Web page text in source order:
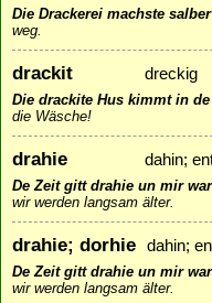
Die Drackerei machste
weg.
drackit dreckig
Die drackite Hus kimmt in de
die Wäsche!
drahie dahin;
De Zeit gitt drahie un mir
wir werden langsam älter.
drahie; dorhie dahin;
De Zeit gitt drahie un mir
wir werden langsam älter.